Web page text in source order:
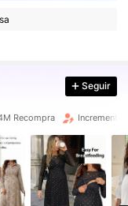
Seguir
Recompra Incremento